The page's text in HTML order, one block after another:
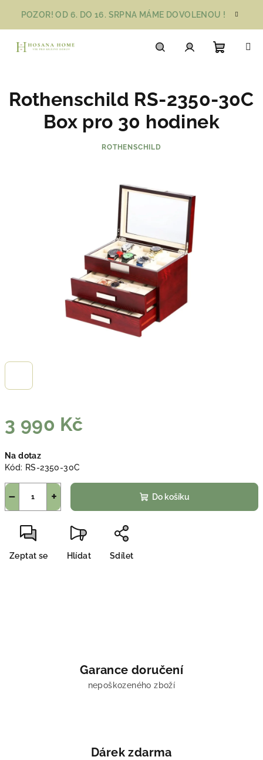
obsah
POZOR! OD 6. DO 16. SRPNA MÁME DOVOLENOU !
košík
3 990 Kč
cena:
Na dotaz
Kód: RS-2350-30C
+
− Do košíku
Zeptat se Hlídat Sdílet
Rothenschild RS-2350-30C
Box pro 30 hodinek
ROTHENSCHILD
Garance doručení
nepoškozeného zboží
Dárek zdarma